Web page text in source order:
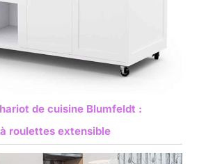
de cuisine Blumfeldt :
roulettes extensible